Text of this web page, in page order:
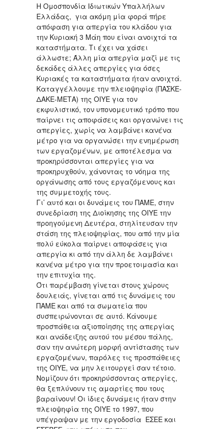
Η Ομοσπονδία Ιδιωτικών Υπαλλήλων
Ελλάδας, για ακόμη μία φορά πήρε
απόφαση για απεργία του κλάδου για
την Κυριακή 3 Μάη που είναι ανοιχτά τα
καταστήματα. Τι έχει να χάσει
άλλωστε; Άλλη μία απεργία μαζί με τις
δεκάδες άλλες απεργίες για όσες
Κυριακές τα καταστήματα ήταν ανοιχτά.
Καταγγέλλουμε την πλειοψηφία (ΠΑΣΚΕ-
ΔΑΚΕ-ΜΕΤΑ) της ΟΙΥΕ για τον
εκφυλιστικό, τον υπονομευτικό τρόπο που
παίρνει τις αποφάσεις και οργανώνει τις
απεργίες, χωρίς να λαμβάνει κανένα
μέτρο για να οργανώσει την ενημέρωση
των εργαζομένων, με αποτέλεσμα να
προκηρύσσονται απεργίες για να
προκηρυχθούν, χάνοντας το νόημα της
οργάνωσης από τους εργαζόμενους και
της συμμετοχής τους.
Γι’ αυτό και οι δυνάμεις του ΠΑΜΕ, στην
συνεδρίαση της Διοίκησης της ΟΙΥΕ την
προηγούμενη Δευτέρα, στηλίτευσαν την
στάση της πλειοψηφίας, που από την μία
πολύ εύκολα παίρνει αποφάσεις για
απεργία κι από την άλλη δε λαμβάνει
κανένα μέτρο για την προετοιμασία και
την επιτυχία της.
Ότι παρέμβαση γίνεται στους χώρους
δουλειάς, γίνεται από τις δυνάμεις του
ΠΑΜΕ και από τα σωματεία που
συσπειρώνονται σε αυτό. Κάνουμε
προσπάθεια αξιοποίησης της απεργίας
και ανάδειξης αυτού του μέσου πάλης,
σαν την ανώτερη μορφή αντίστασης των
εργαζομένων, παρόλες τις προσπάθειες
της ΟΙΥΕ, να μην λειτουργεί σαν τέτοιο.
Νομίζουν ότι προκηρύσσοντας απεργίες,
θα ξεπλύνουν τις αμαρτίες που τους
βαραίνουν! Οι ίδιες δυνάμεις ήταν στην
πλειοψηφία της ΟΙΥΕ το 1997, που
υπέγραψαν με την εργοδοσία ΕΣΕΕ και